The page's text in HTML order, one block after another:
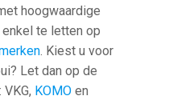
hoogwaardige
te letten op
. Kiest u voor
Let dan op de
KOMO en